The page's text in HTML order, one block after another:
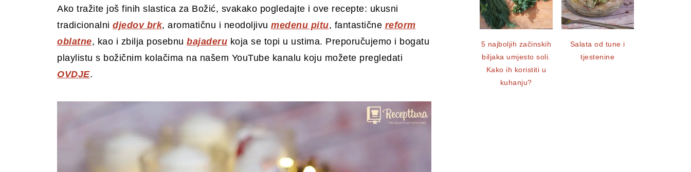
Ako tražite još finih slastica za Božić, svakako pogledajte i ove recepte: ukusni
tradicionalni djedov brk, aromatičnu i neodoljivu medenu pitu, fantastične reform
oblatne, kao i zbilja posebnu bajaderu koja se topi u ustima. Preporučujemo i bogatu
playlistu s božičnim kolačima na našem YouTube kanalu koju možete pregledati
OVDJE.
5 najboljih začinskih
biljaka umjesto soli.
Kako ih koristiti u
kuhanju?
Salata od tune i
tjestenine